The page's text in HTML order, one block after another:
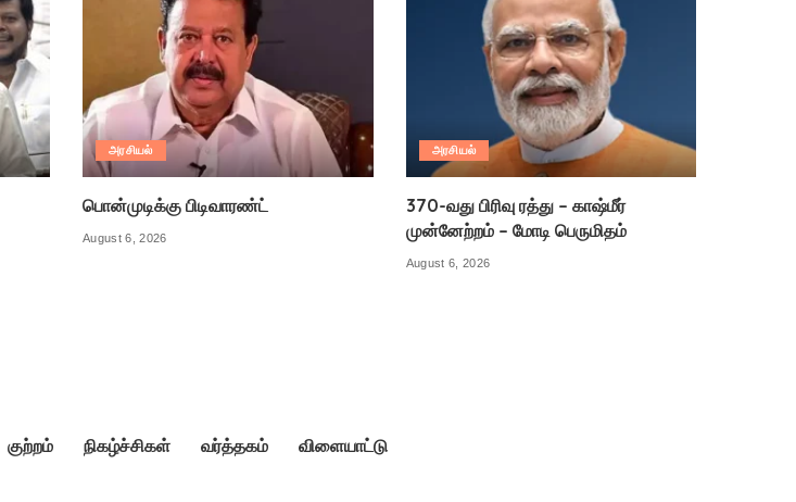
அரசியல்
பொன்முடிக்கு பிடிவாரண்ட்
August 6, 2026
அரசியல்
370-வது பிரிவு ரத்து – காஷ்மீர்
முன்னேற்றம் – மோடி பெருமிதம்
August 6, 2026
குற்றம் நிகழ்ச்சிகள் வர்த்தகம் விளையாட்டு